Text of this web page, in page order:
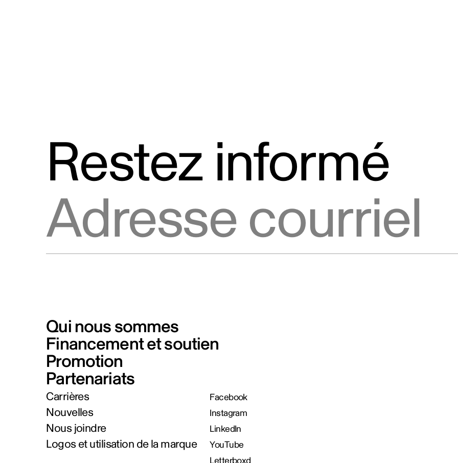
Restez informé
Qui nous sommes
Financement et soutien
Promotion
Partenariats
Carrières
Nouvelles
Nous joindre
Logos et utilisation de la marque
Facebook
Instagram
LinkedIn
YouTube
Letterboxd